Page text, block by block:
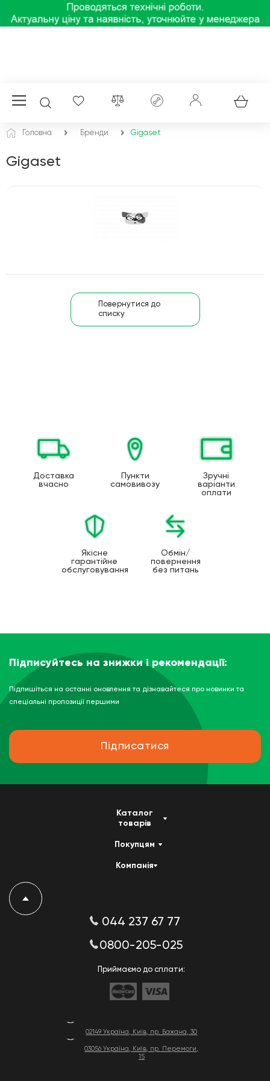
Головна Бренди Gigaset
Gigaset
Повернутися до
списку
Доставка
вчасно
Пункти
самовивозу
Зручні
варіанти
оплати
Якісне
гарантійне
обслуговування
Обмін/
повернення
без питань
Підписуйтесь на знижки і рекомендації:
Підпишіться на останні оновлення та дізнавайтеся про новинки та
спеціальні пропозиції першими
Підписатися
02149 Україна, Київ, пр. Бажана, 30
03056 Україна, Київ, пр. Перемоги,
15
Каталог
товарів
Покупцям
Компанія
044 237 67 77
0800-205-025
Приймаємо до сплати: